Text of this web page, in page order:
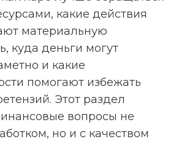
какие действия
материальную
куда деньги могут
и какие
помогают избежать
Этот раздел
вопросы не
но и с качеством